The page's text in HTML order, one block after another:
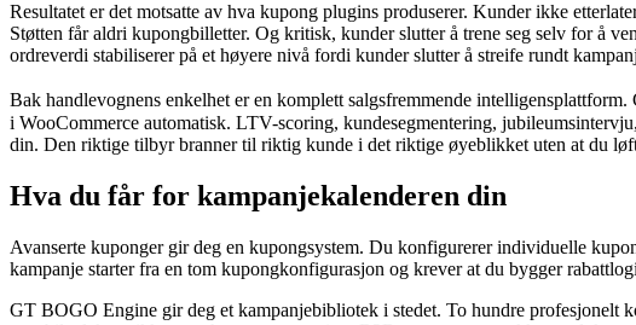
Resultatet er det motsatte av hva kupong plugins produserer. Kunder ikke
Støtten får aldri kupongbilletter. Og kritisk, kunder slutter å trene seg selv for å
ordreverdi stabiliserer på et høyere nivå fordi kunder slutter å streife rundt
Bak handlevognens enkelhet er en komplett salgsfremmende
i WooCommerce automatisk. LTV-scoring, kundesegmentering,
din. Den riktige tilbyr branner til riktig kunde i det riktige øyeblikket uten at du
Hva du får for kampanjekalenderen din
Avanserte kuponger gir deg en kupongsystem. Du konfigurerer individuelle
kampanje starter fra en tom kupongkonfigurasjon og krever at du bygger
GT BOGO Engine gir deg et kampanjebibliotek i stedet. To hundre profesjonelt